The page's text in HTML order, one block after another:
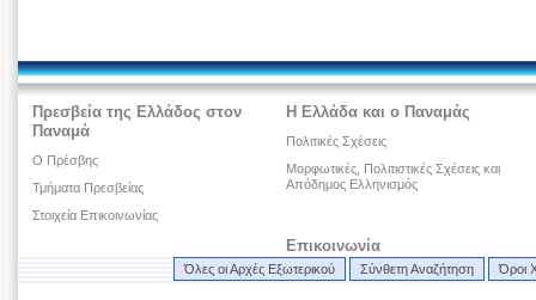
Πρεσβεία της Ελλάδος στον
Παναμά
Ο Πρέσβης
Τμήματα Πρεσβείας
Στοιχεία Επικοινωνίας
Η Ελλάδα και ο Παναμάς
Πολιτικές Σχέσεις
Μορφωτικές, Πολιτιστικές Σχέσεις και
Απόδημος Ελληνισμός
Επικοινωνία
Όλες οι Αρχές Εξωτερικού Σύνθετη Αναζήτηση Όροι